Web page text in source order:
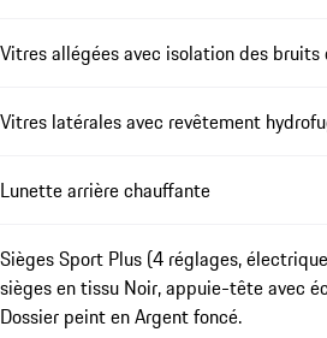
Vitres allégées avec isolation des
Vitres latérales avec revêtement
Lunette arrière chauffante
Sièges Sport Plus (4 réglages,
sièges en tissu Noir, appuie-tête avec
Dossier peint en Argent foncé.